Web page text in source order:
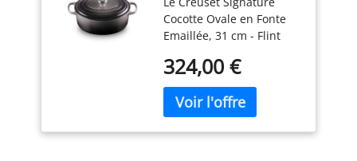
cm - Flint
Cocotte Ovale en Fonte
Emaillée, 31 cm - Flint
Fonte émaillée
324,00 €